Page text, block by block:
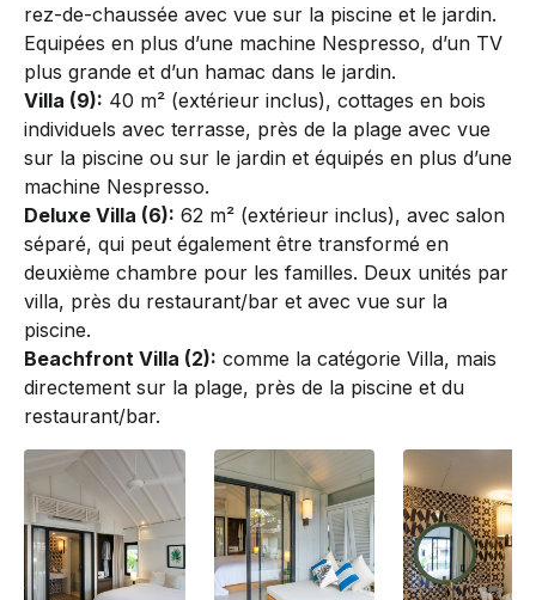
rez-de-chaussée avec vue sur la piscine et le jardin.
Equipées en plus d’une machine Nespresso, d’un TV
plus grande et d’un hamac dans le jardin.
Villa (9): 40 m² (extérieur inclus), cottages en bois
individuels avec terrasse, près de la plage avec vue
sur la piscine ou sur le jardin et équipés en plus d’une
machine Nespresso.
Deluxe Villa (6): 62 m² (extérieur inclus), avec salon
séparé, qui peut également être transformé en
deuxième chambre pour les familles. Deux unités par
villa, près du restaurant/bar et avec vue sur la
piscine.
Beachfront Villa (2): comme la catégorie Villa, mais
directement sur la plage, près de la piscine et du
restaurant/bar.